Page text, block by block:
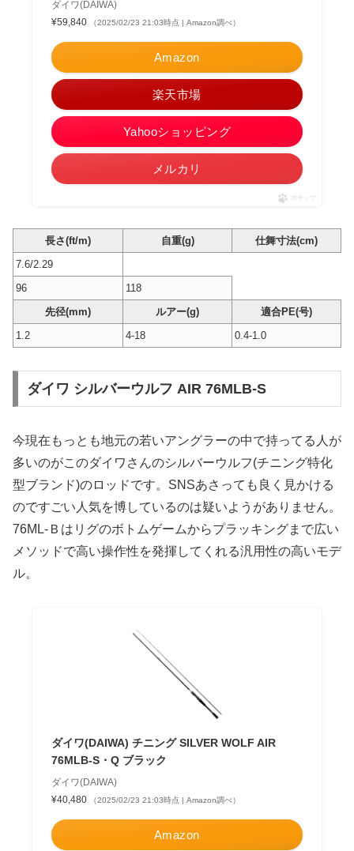
ダイワ(DAIWA)
¥59,840
（2025/02/23 21:03時点 | Amazon調べ）
Amazon
楽天市場
Yahooショッピング
メルカリ
ポチップ
長さ(ft/m) 自重(g)
仕舞寸法(cm)
7.6/2.29
96
118
先径(mm)
ルアー(g)
適合PE(号)
1.2
4-18 0.4-1.0
ダイワ シルバーウルフ AIR 76MLB-S
今現在もっとも地元の若いアングラーの中で持ってる人が
多いのがこのダイワさんのシルバーウルフ(チニング特化
型ブランド)のロッドです。SNSあさっても良く見かける
のですごい人気を博しているのは疑いようがありません。
76ML-Ｂはリグのボトムゲームからプラッキングまで広い
メソッドで高い操作性を発揮してくれる汎用性の高いモデ
ル。
ダイワ(DAIWA) チニング SILVER WOLF AIR
76MLB-S・Q ブラック
ダイワ(DAIWA)
¥40,480
（2025/02/23 21:03時点 | Amazon調べ）
Amazon